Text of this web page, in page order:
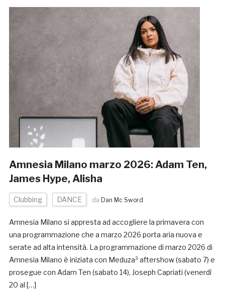
Amnesia Milano marzo 2026: Adam Ten,
James Hype, Alisha
Clubbing DANCE da Dan Mc Sword
Amnesia Milano si appresta ad accogliere la primavera con
una programmazione che a marzo 2026 porta aria nuova e
serate ad alta intensità. La programmazione di marzo 2026 di
Amnesia Milano è iniziata con Meduza³ aftershow (sabato 7) e
prosegue con Adam Ten (sabato 14), Joseph Capriati (venerdì
20 al […]